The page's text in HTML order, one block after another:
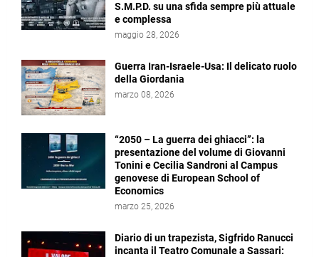
S.M.P.D. su una sfida sempre più attuale
e complessa
maggio 28, 2026
Guerra Iran-Israele-Usa: Il delicato ruolo
della Giordania
marzo 08, 2026
“2050 – La guerra dei ghiacci”: la
presentazione del volume di Giovanni
Tonini e Cecilia Sandroni al Campus
genovese di European School of
Economics
marzo 25, 2026
Diario di un trapezista, Sigfrido Ranucci
incanta il Teatro Comunale a Sassari: